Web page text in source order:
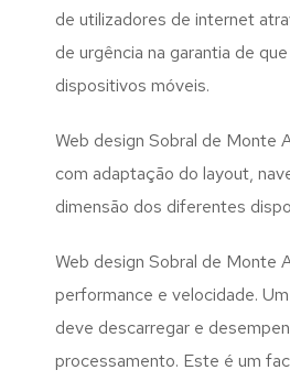
de utilizadores de internet
de urgência na garantia de
dispositivos móveis.
Web design Sobral de Monte
com adaptação do layout,
dimensão dos diferentes
Web design Sobral de Monte
performance e velocidade.
deve descarregar e
processamento. Este é um